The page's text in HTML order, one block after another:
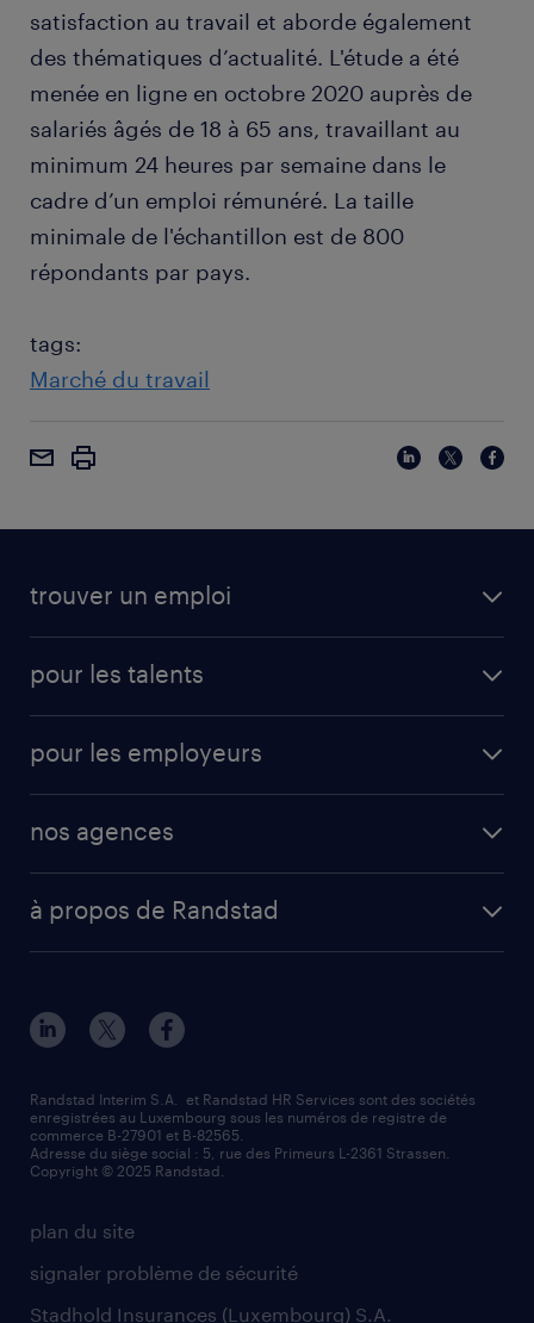
satisfaction au travail et aborde également
des thématiques d’actualité. L'étude a été
menée en ligne en octobre 2020 auprès de
salariés âgés de 18 à 65 ans, travaillant au
minimum 24 heures par semaine dans le
cadre d’un emploi rémunéré. La taille
minimale de l'échantillon est de 800
répondants par pays.
tags:
Marché du travail
trouver un emploi
pour les talents
pour les employeurs
nos agences
à propos de Randstad
plan du site
signaler problème de sécurité
Stadhold Insurances (Luxembourg) S.A.
Randstad Interim S.A. et Randstad HR Services sont des sociétés
enregistrées au Luxembourg sous les numéros de registre de
commerce B-27901 et B-82565.
Adresse du siège social : 5, rue des Primeurs L-2361 Strassen.
Copyright © 2025 Randstad.